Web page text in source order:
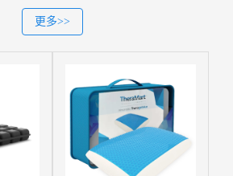
更多>>